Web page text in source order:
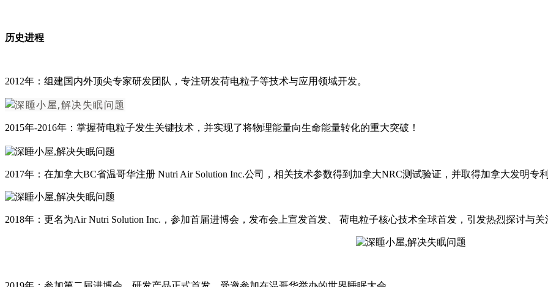
历史进程
2012年：组建国内外顶尖专家研发团队，专注研发荷电粒子等技术与应用领域开发。
2015年-2016年：掌握荷电粒子发生关键技术，并实现了将物理能量向生命能量转化的重大突破！
2017年：在加拿大BC省温哥华注册 Nutri Air Solution Inc.公司，相关技术参数得到加拿大NRC测试验证，并取得加拿大发明专利
2018年：更名为Air Nutri Solution Inc.，参加首届进博会，发布会上宣发首发、 荷电粒子核心技术全球首发，引发热烈探讨与关